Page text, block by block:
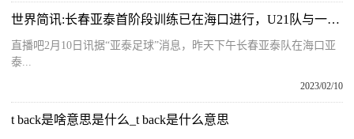
世界简讯:长春亚泰首阶段训练已在海口进行，U21队与一线队一同冬训
直播吧2月10日讯据“亚泰足球”消息，昨天下午长春亚泰队在海口亚
泰...
2023/02/10
t back是啥意思是什么_t back是什么意思